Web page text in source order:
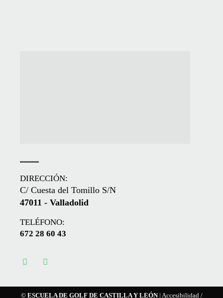
DIRECCIÓN:
C/ Cuesta del Tomillo S/N
47011 - Valladolid
TELÉFONO:
672 28 60 43
© ESCUELA DE GOLF DE CASTILLA Y LEÓN| Accesibilidad/